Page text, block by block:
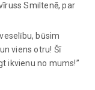
Smiltenē, par
būsim
viens otru! Šī
ikvienu no mums!”